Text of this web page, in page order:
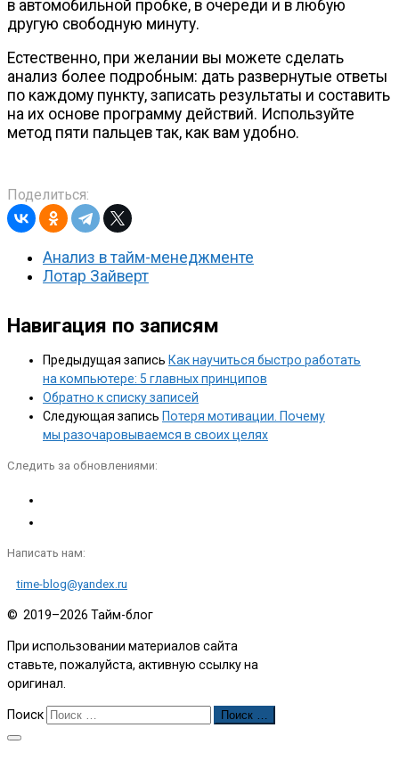
в автомобильной пробке, в очереди и в любую
другую свободную минуту.
Естественно, при желании вы можете сделать
анализ более подробным: дать развернутые ответы
по каждому пункту, записать результаты и составить
на их основе программу действий. Используйте
метод пяти пальцев так, как вам удобно.
Поделиться:
Анализ в тайм-менеджменте
Лотар Зайверт
Навигация по записям
Предыдущая запись Как научиться быстро работать
на компьютере: 5 главных принципов
Обратно к списку записей
Следующая запись Потеря мотивации. Почему
мы разочаровываемся в своих целях
Следить за обновлениями:
Написать нам:
time-blog@yandex.ru
© 2019–2026 Тайм-блог
При использовании материалов сайта
ставьте, пожалуйста, активную ссылку на
оригинал.
Поиск Поиск …